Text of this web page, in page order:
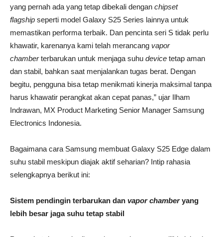
yang pernah ada yang tetap dibekali dengan chipset
flagship seperti model Galaxy S25 Series lainnya untuk
memastikan performa terbaik. Dan pencinta seri S tidak perlu
khawatir, karenanya kami telah merancang vapor
chamberterbarukan untuk menjaga suhu device tetap aman
dan stabil, bahkan saat menjalankan tugas berat. Dengan
begitu, pengguna bisa tetap menikmati kinerja maksimal tanpa
harus khawatir perangkat akan cepat panas,” ujar Ilham
Indrawan, MX Product Marketing Senior Manager Samsung
Electronics Indonesia.
Bagaimana cara Samsung membuat Galaxy S25 Edge dalam
suhu stabil meskipun diajak aktif seharian? Intip rahasia
selengkapnya berikut ini:
Sistem pendingin terbarukan dan vapor chamberyang
lebih besar jaga suhu tetap stabil